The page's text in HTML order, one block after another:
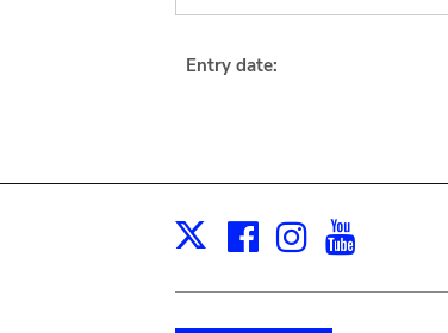
Entry date:
X Facebook
Instagram